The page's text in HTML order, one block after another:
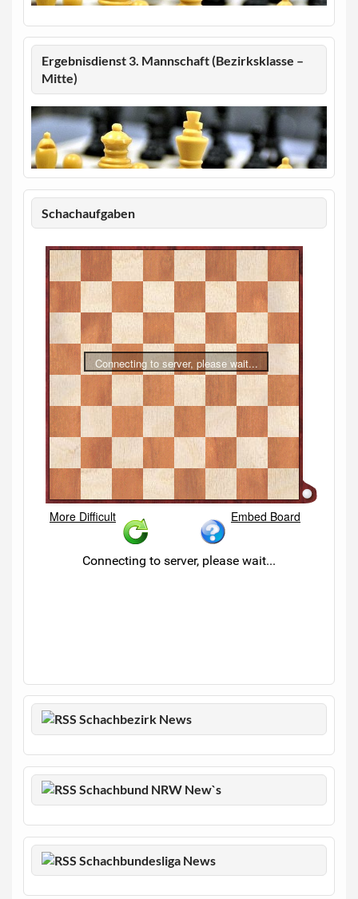
Ergebnisdienst 3. Mannschaft (Bezirksklasse –
Mitte)
Schachaufgaben
Schachbezirk News
Schachbund NRW New`s
Schachbundesliga News